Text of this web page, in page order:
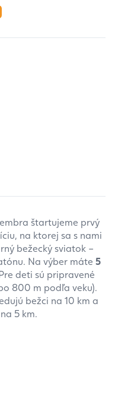
štartujeme prvý
na ktorej sa s nami
bežecký sviatok –
Na výber máte 5
deti sú pripravené
800 m podľa veku).
bežci na 10 km a
5 km.